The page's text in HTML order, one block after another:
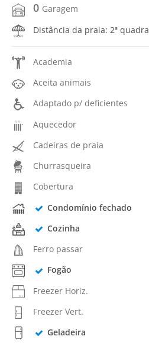
0 Garagem
Distância da praia: 2ª quadra
Academia
Aceita animais
Adaptado p/ deficientes
Aquecedor
Cadeiras de praia
Churrasqueira
Cobertura
Condomínio fechado
Cozinha
Ferro passar
Fogão
Freezer Horiz.
Freezer Vert.
Geladeira